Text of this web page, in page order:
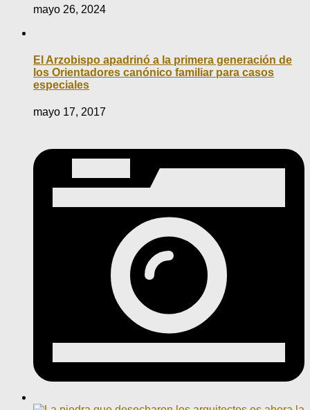
mayo 26, 2024
El Arzobispo apadrinó a la primera generación de
los Orientadores canónico familiar para casos
especiales
mayo 17, 2017